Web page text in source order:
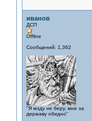
иванов
ДСП
Offline
Сообщений: 1,362
"Я мзду не беру, мне за
державу обидно"